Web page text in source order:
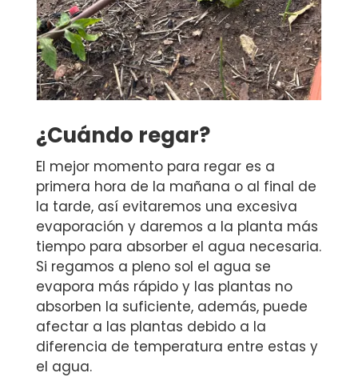
¿Cuándo regar?
El mejor momento para regar es a
primera hora de la mañana o al final de
la tarde, así evitaremos una excesiva
evaporación y daremos a la planta más
tiempo para absorber el agua necesaria.
Si regamos a pleno sol el agua se
evapora más rápido y las plantas no
absorben la suficiente, además, puede
afectar a las plantas debido a la
diferencia de temperatura entre estas y
el agua.